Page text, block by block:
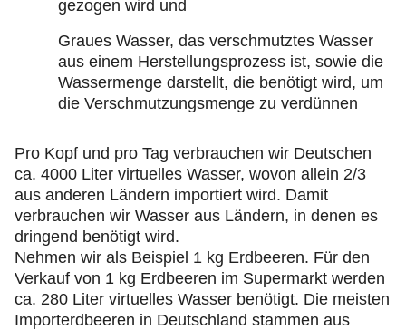
gezogen wird und
Graues Wasser, das verschmutztes Wasser
aus einem Herstellungsprozess ist, sowie die
Wassermenge darstellt, die benötigt wird, um
die Verschmutzungsmenge zu verdünnen
Pro Kopf und pro Tag verbrauchen wir Deutschen
ca. 4000 Liter virtuelles Wasser, wovon allein 2/3
aus anderen Ländern importiert wird. Damit
verbrauchen wir Wasser aus Ländern, in denen es
dringend benötigt wird.
Nehmen wir als Beispiel 1 kg Erdbeeren. Für den
Verkauf von 1 kg Erdbeeren im Supermarkt werden
ca. 280 Liter virtuelles Wasser benötigt. Die meisten
Importerdbeeren in Deutschland stammen aus